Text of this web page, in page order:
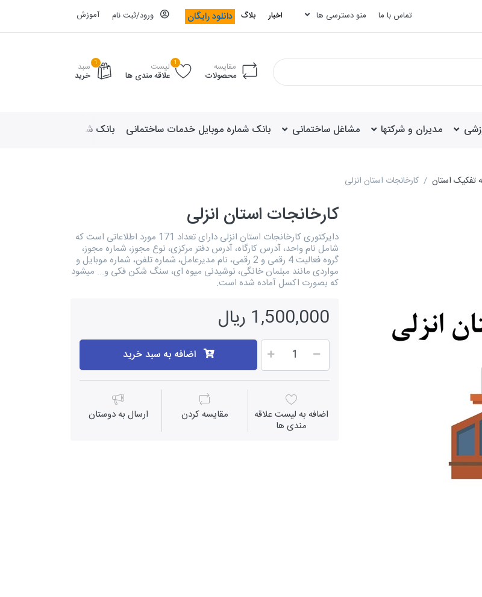
تماس با ما منو دسترسی ها اخبار بلاگ دانلود رایگان ورود/ثبت نام آموزش
مقایسه
محصولات
1 لیست
علاقه مندی ها
1 سبد
خرید
مدیران و شرکتها مشاغل ساختمانی بانک شماره موبایل خدمات ساختمانی بانک شماره موبایل لوازم
تفکیک استان کارخانجات استان انزلی
کارخانجات استان انزلی
دایرکتوری کارخانجات استان انزلی دارای تعداد 171 مورد اطلاعاتی است که
شامل نام واحد، آدرس کارگاه، آدرس دفتر مرکزی، نوع مجوز، شماره مجوز،
گروه فعالیت 4 رقمی و 2 رقمی، نام مدیرعامل، شماره تلفن، شماره موبایل و
مواردی مانند مبلمان خانگی، نوشیدنی میوه ای، سنگ شکن فکی و... میشود
که بصورت اکسل آماده شده است.
1,500,000 ریال
اضافه به سبد خرید
اضافه به لیست علاقه
مندی ها
مقايسه كردن ارسال به دوستان